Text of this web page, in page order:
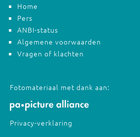
Home
Pers
ANBI-status
Algemene voorwaarden
Vragen of klachten
Fotomateriaal met dank aan:
Privacy-verklaring